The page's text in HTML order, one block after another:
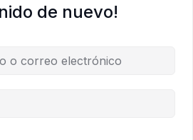
de nuevo!